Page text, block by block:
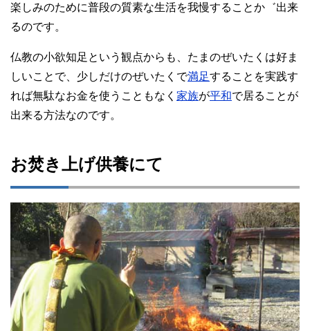
楽しみのために普段の質素な生活を我慢することか゛出来
るのです。
仏教の小欲知足という観点からも、たまのぜいたくは好ま
しいことで、少しだけのぜいたくで満足することを実践す
れば無駄なお金を使うこともなく 家族が平和で居ることが
出来る方法なのです。
お焚き上げ供養にて